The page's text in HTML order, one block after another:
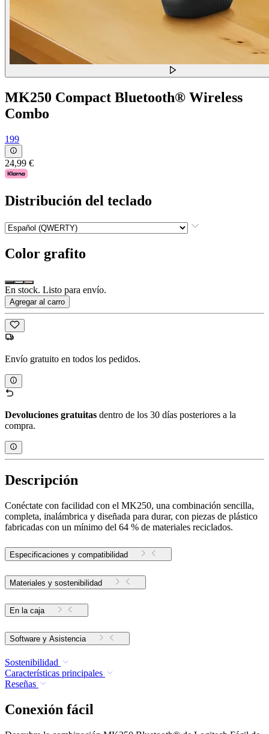
MK250 Compact Bluetooth® Wireless
Combo
199
24,99 €
Distribución del teclado
Color grafito
En stock. Listo para envío.
Agregar al carro
Envío gratuito en todos los pedidos.
Devoluciones gratuitas dentro de los 30 días posteriores a la
compra.
Descripción
Conéctate con facilidad con el MK250, una combinación sencilla,
completa, inalámbrica y diseñada para durar, con piezas de plástico
fabricadas con un mínimo del 64 % de materiales reciclados.
Especificaciones y compatibilidad
Materiales y sostenibilidad
En la caja
Software y Asistencia
Sostenibilidad
Características principales
Reseñas
Conexión fácil